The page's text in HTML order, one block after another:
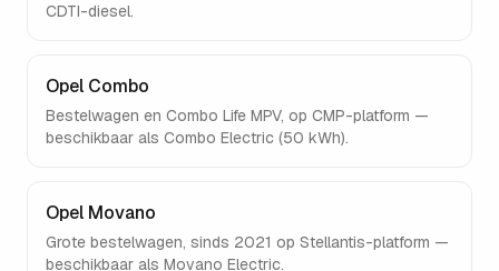
CDTI-diesel.
Opel Combo
Bestelwagen en Combo Life MPV, op CMP-platform —
beschikbaar als Combo Electric (50 kWh).
Opel Movano
Grote bestelwagen, sinds 2021 op Stellantis-platform —
beschikbaar als Movano Electric.